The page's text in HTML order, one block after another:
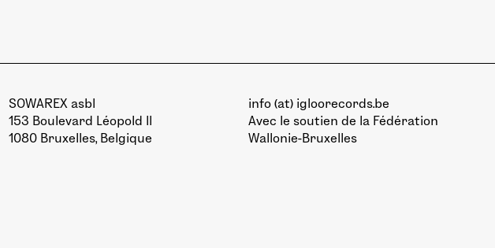
SOWAREX asbl
153 Boulevard Léopold II
1080 Bruxelles, Belgique
info (at) igloorecords.be
Avec le soutien de la Fédération
Wallonie-Bruxelles